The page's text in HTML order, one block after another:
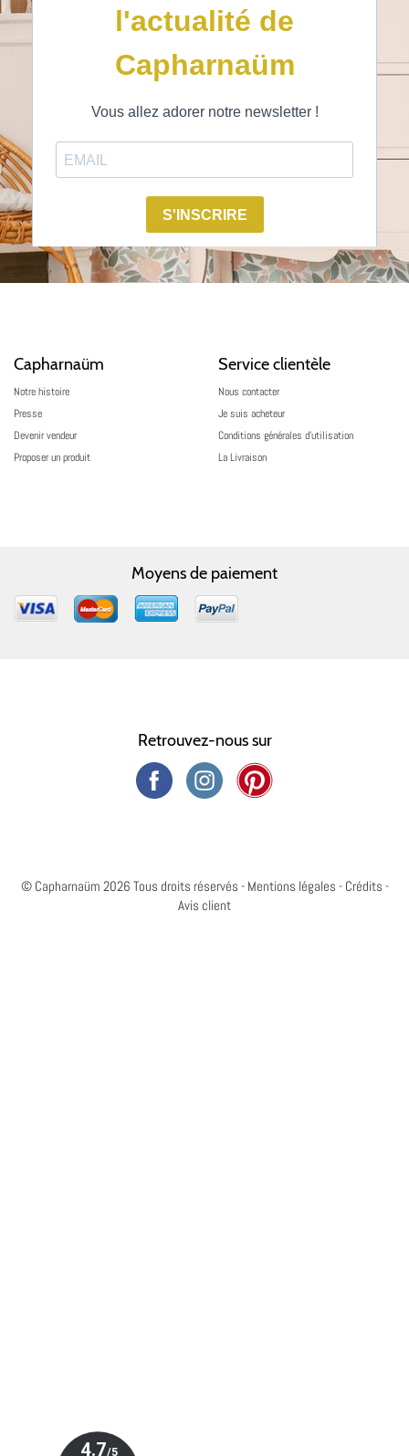
Capharnaüm
Notre histoire
Presse
Devenir vendeur
Proposer un produit
Service clientèle
Nous contacter
Je suis acheteur
Conditions générales d’utilisation
La Livraison
Moyens de paiement
Retrouvez-nous sur
© Capharnaüm 2026 Tous droits réservés - Mentions légales - Crédits -
Avis client